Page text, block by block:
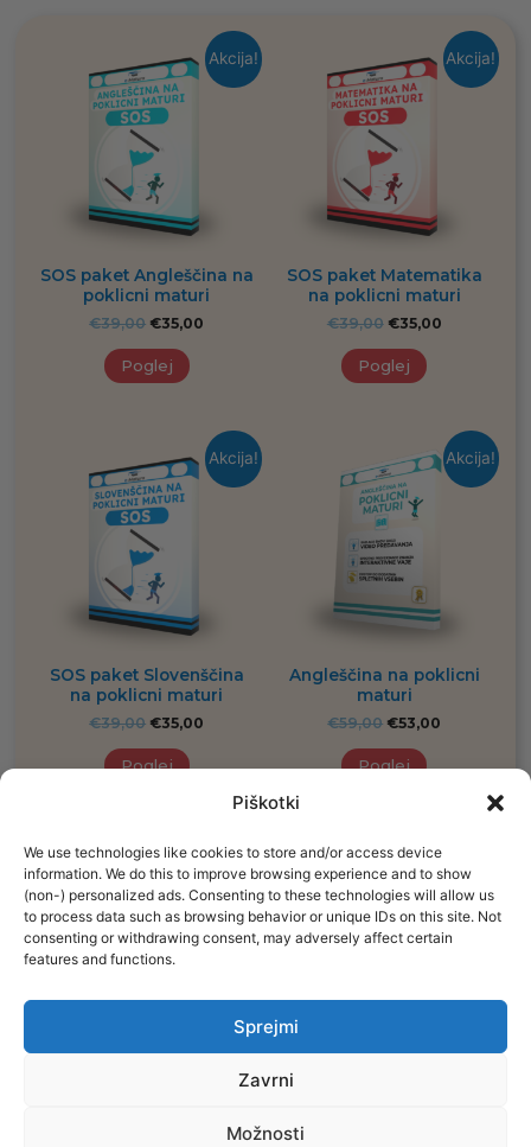
Piškotki
We use technologies like cookies to store and/or access device
information. We do this to improve browsing experience and to show
(non-) personalized ads. Consenting to these technologies will allow us
to process data such as browsing behavior or unique IDs on this site. Not
consenting or withdrawing consent, may adversely affect certain
features and functions.
Sprejmi
Zavrni
Možnosti
Akcija!
SOS paket Angleščina na
poklicni maturi
€39,00 €35,00
Poglej
Akcija!
SOS paket Matematika
na poklicni maturi
€39,00 €35,00
Poglej
Akcija!
SOS paket Slovenščina
na poklicni maturi
€39,00 €35,00
Poglej
Akcija!
Angleščina na poklicni
maturi
€59,00 €53,00
Poglej
Procademy d.o.o.
Leskoškova cesta 9E
info@ematura.si
+386 70 622 584
Pogoji poslovanja